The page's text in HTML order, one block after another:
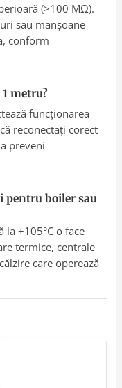
(>100 MΩ).
sau manșoane
conform
metru?
funcționarea
reconectați corect
preveni
pentru boiler sau
la +105°C o face
termice, centrale
care operează